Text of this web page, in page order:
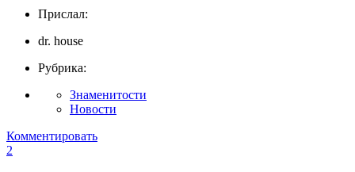
Прислал:
dr. house
Рубрика:
Знаменитости
Новости
Комментировать
2